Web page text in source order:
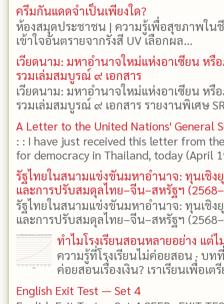
ครีมกันแดดจำเป็นเพียงใด?
ห้องสมุดประชาชน | ความรู้เพื่อสุขภาพใน
เข้าใจอันตรายจากรังสี UV เลือกผล...
เวียดนาม: มหาอำนาจใหม่แห่งอาเซียน ห
รวมเล่มสมบูรณ์ ๙ เอกสาร
เวียดนาม: มหาอำนาจใหม่แห่งอาเซียน ห
รวมเล่มสมบูรณ์ ๙ เอกสาร รายงานพิเศษ
A Letter to the United Nations' General
: : I have just received this letter from
for democracy in Thailand, today (April
รัฐไทยในสนามแข่งขันมหาอำนาจ: ทุนเชิง
และการปรับสมดุลไทย–จีน–สหรัฐฯ
รัฐไทยในสนามแข่งขันมหาอำนาจ: ทุนเชิง
และการปรับสมดุลไทย–จีน–สหรัฐฯ
ทำไมโรงเรียนสอนหลายอย่าง แต่ไ
ความรู้ที่โรงเรียนไม่ค่อยสอน · บ
ค่อยสอนเรื่องเงิน? เราเรียนเพื่อเต
English Exit Test — Set 4